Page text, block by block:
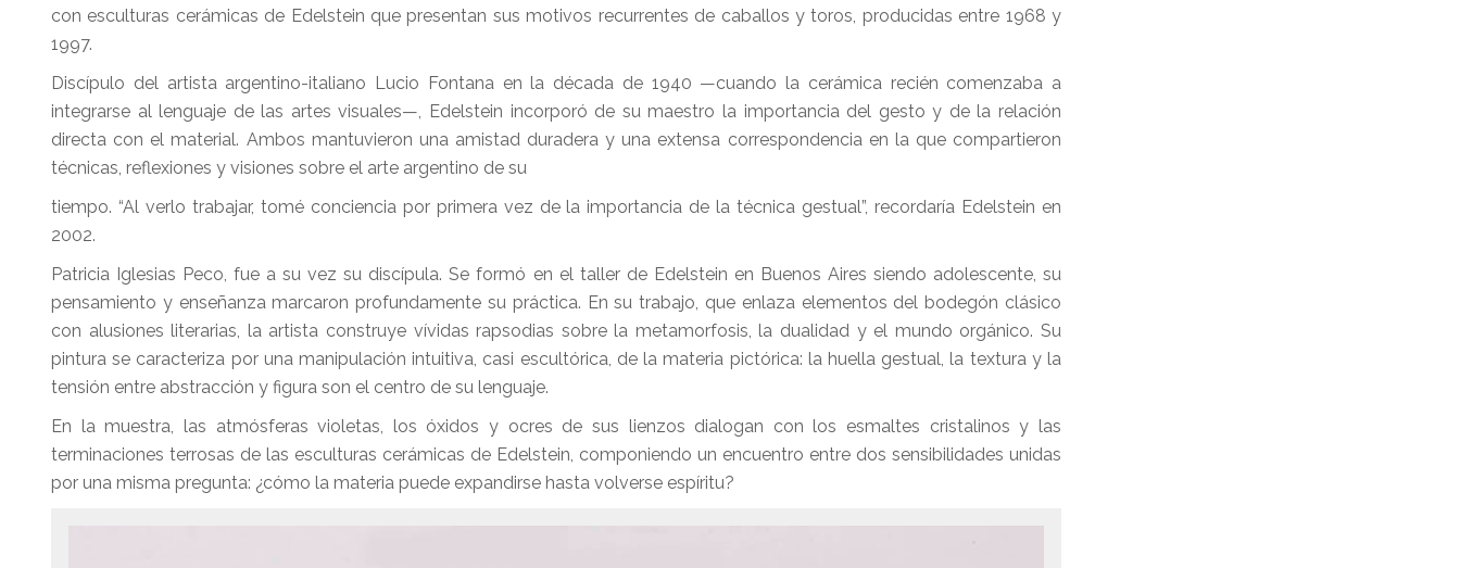
con esculturas cerámicas de Edelstein que presentan sus motivos recurrentes de caballos y toros, producidas entre 1968 y
1997.
Discípulo del artista argentino-italiano Lucio Fontana en la década de 1940 —cuando la cerámica recién comenzaba a
integrarse al lenguaje de las artes visuales—, Edelstein incorporó de su maestro la importancia del gesto y de la relación
directa con el material. Ambos mantuvieron una amistad duradera y una extensa correspondencia en la que compartieron
técnicas, reflexiones y visiones sobre el arte argentino de su
tiempo. “Al verlo trabajar, tomé conciencia por primera vez de la importancia de la técnica gestual”, recordaría Edelstein en
2002.
Patricia Iglesias Peco, fue a su vez su discípula. Se formó en el taller de Edelstein en Buenos Aires siendo adolescente, su
pensamiento y enseñanza marcaron profundamente su práctica. En su trabajo, que enlaza elementos del bodegón clásico
con alusiones literarias, la artista construye vívidas rapsodias sobre la metamorfosis, la dualidad y el mundo orgánico. Su
pintura se caracteriza por una manipulación intuitiva, casi escultórica, de la materia pictórica: la huella gestual, la textura y la
tensión entre abstracción y figura son el centro de su lenguaje.
En la muestra, las atmósferas violetas, los óxidos y ocres de sus lienzos dialogan con los esmaltes cristalinos y las
terminaciones terrosas de las esculturas cerámicas de Edelstein, componiendo un encuentro entre dos sensibilidades unidas
por una misma pregunta: ¿cómo la materia puede expandirse hasta volverse espíritu?